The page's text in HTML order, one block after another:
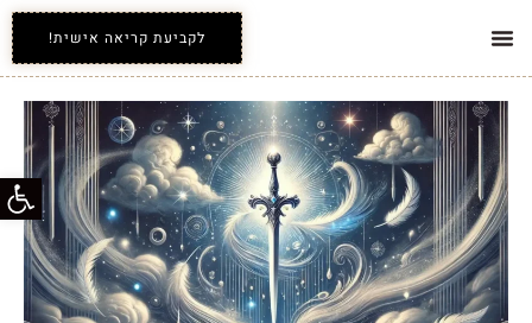
פתח
לקביעת קריאה אישית!